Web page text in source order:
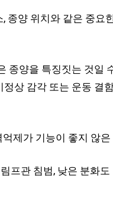
종양 위치와 같은 중요
종양을 특징짓는 것일
상 감각 또는 운동 결
제가 기능이 좋지 않
프관 침범, 낮은 분화